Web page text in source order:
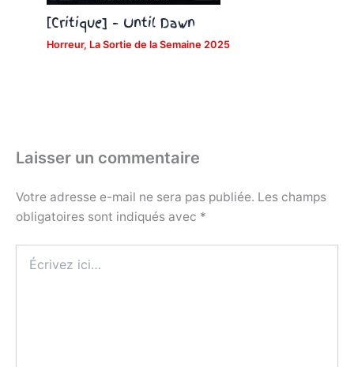
[Critique] – Until Dawn
Horreur, La Sortie de la Semaine 2025
Laisser un commentaire
Votre adresse e-mail ne sera pas publiée. Les champs
obligatoires sont indiqués avec *
ici…